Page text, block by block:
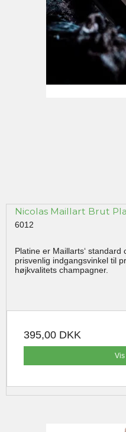
Nicolas Maillart Brut
6012
Platine er Maillarts‘
prisvenlig indgangsvinkel til
højkvalitets champagner.
395,00 DKK